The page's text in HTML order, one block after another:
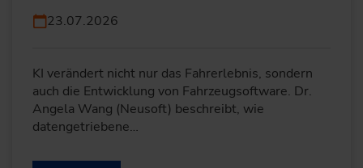
23.07.2026
KI verändert nicht nur das Fahrerlebnis, sondern
auch die Entwicklung von Fahrzeugsoftware. Dr.
Angela Wang (Neusoft) beschreibt, wie
datengetriebene…